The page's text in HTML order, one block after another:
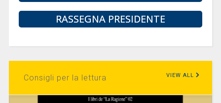
RASSEGNA PRESIDENTE
Consigli per la lettura VIEW ALL